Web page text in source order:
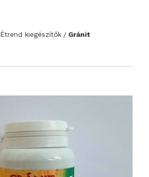
Étrend kiegészítők Gránit